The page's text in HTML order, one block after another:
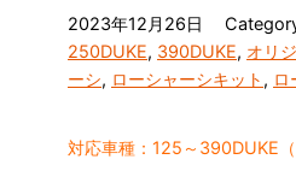
2023年12月26日
250DUKE, 390DUKE, オリ
ーシ, ローシャーシキット , ロ
対応車種：125～390DUKE（